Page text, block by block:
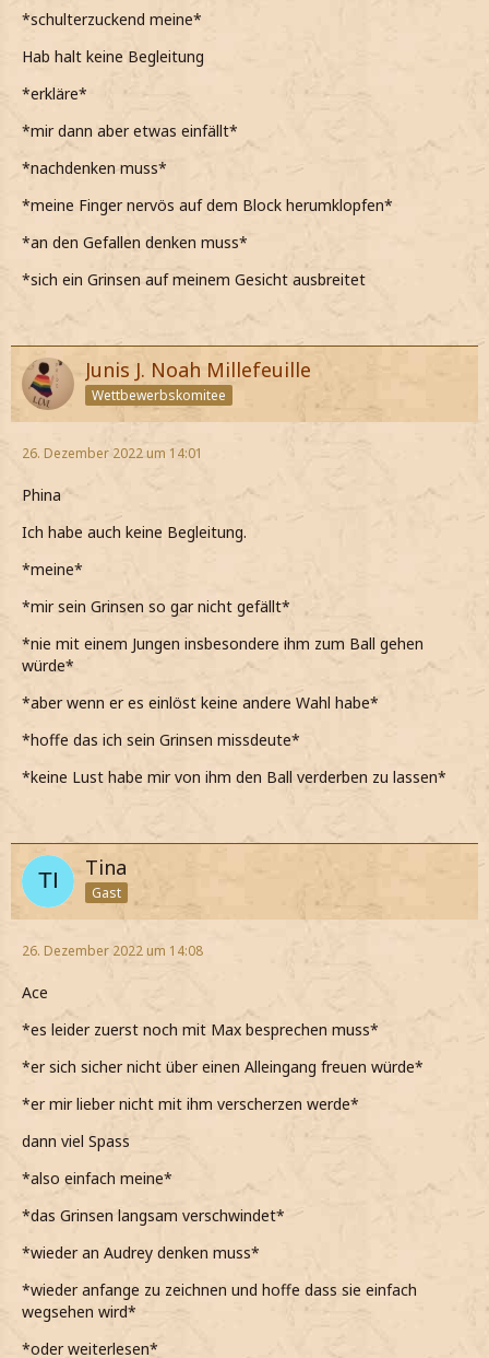
*schulterzuckend meine*
Hab halt keine Begleitung
*erkläre*
*mir dann aber etwas einfällt*
*nachdenken muss*
*meine Finger nervös auf dem Block herumklopfen*
*an den Gefallen denken muss*
*sich ein Grinsen auf meinem Gesicht ausbreitet
Junis J. Noah Millefeuille
Wettbewerbskomitee
26. Dezember 2022 um 14:01
Phina
Ich habe auch keine Begleitung.
*meine*
*mir sein Grinsen so gar nicht gefällt*
*nie mit einem Jungen insbesondere ihm zum Ball gehen
würde*
*aber wenn er es einlöst keine andere Wahl habe*
*hoffe das ich sein Grinsen missdeute*
*keine Lust habe mir von ihm den Ball verderben zu lassen*
Tina
Gast
26. Dezember 2022 um 14:08
Ace
*es leider zuerst noch mit Max besprechen muss*
*er sich sicher nicht über einen Alleingang freuen würde*
*er mir lieber nicht mit ihm verscherzen werde*
dann viel Spass
*also einfach meine*
*das Grinsen langsam verschwindet*
*wieder an Audrey denken muss*
*wieder anfange zu zeichnen und hoffe dass sie einfach
wegsehen wird*
*oder weiterlesen*